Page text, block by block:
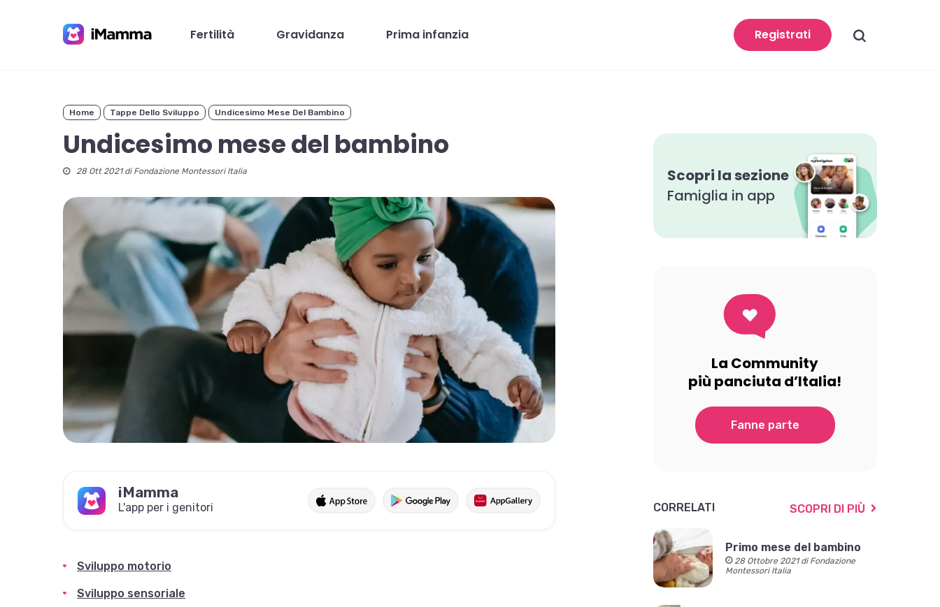
Premi invio per cercare o ESC per chiudere
Fertilità Gravidanza Prima infanzia Registrati search
Home Tappe Dello Sviluppo Undicesimo Mese Del Bambino
Undicesimo mese del bambino
28 Ott 2021 di Fondazione Montessori Italia
iMamma
L'app per i genitori
Sviluppo motorio
Sviluppo sensoriale
Scopri la sezione
Famiglia in app
La Community
più panciuta d’Italia!
Fanne parte
CORRELATI SCOPRI DI PIÙ
Primo mese del bambino
28 Ottobre 2021 di Fondazione
Montessori Italia